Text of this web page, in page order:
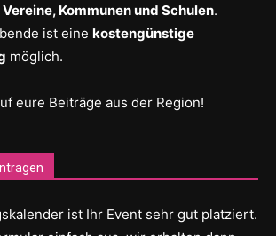
Kommunen und Schulen.
ist eine kostengünstige
möglich.
eure Beiträge aus der Region!
ist Ihr Event sehr gut platziert.